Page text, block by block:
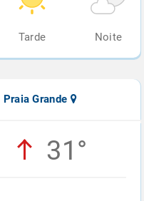
Tarde Noite
Praia Grande
31°